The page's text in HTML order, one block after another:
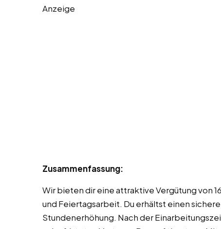
Anzeige
Zusammenfassung:
Wir bieten dir eine attraktive Vergütung von
und Feiertagsarbeit. Du erhältst einen
Stundenerhöhung. Nach der